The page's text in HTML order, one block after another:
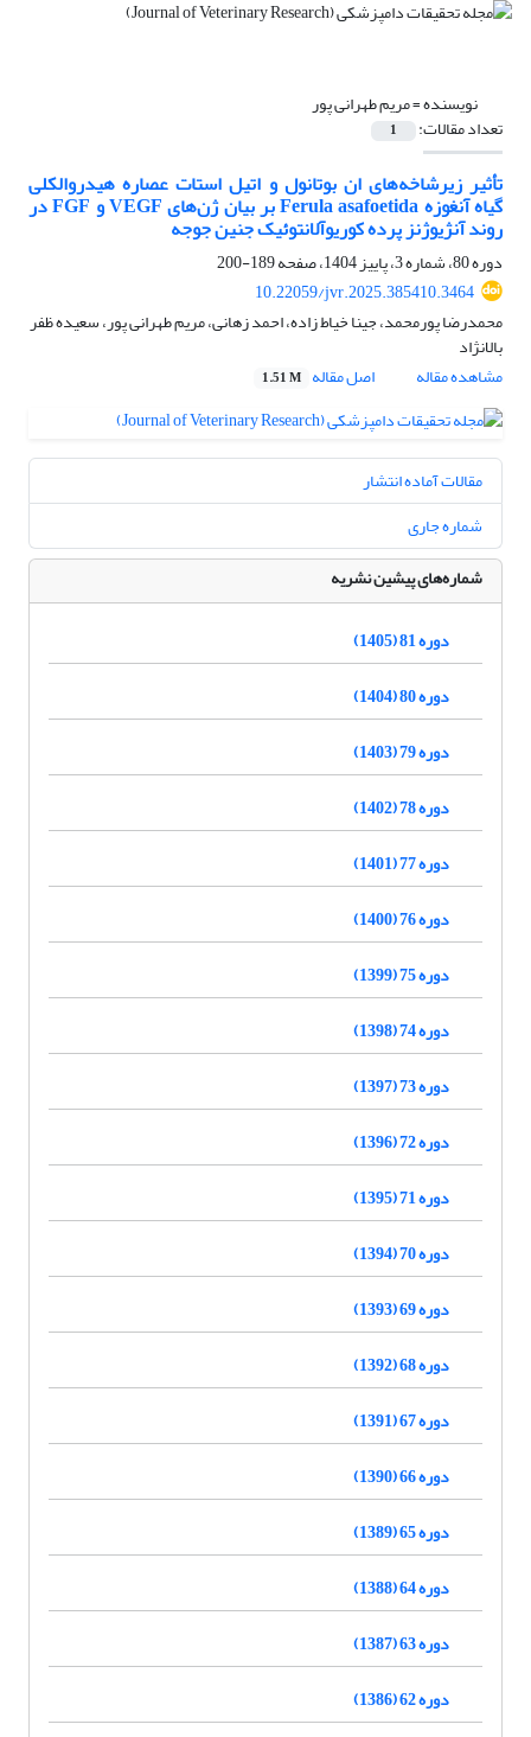
نویسنده =مریم طهرانی پور
تعداد مقالات: 1
تأثیر زیر‌شاخه‌های ان بوتانول و اتیل استات عصاره هیدروالکلی
گیاه آنغوزه Ferula asafoetida بر بیان ژن‌های VEGF و FGF در
روند آنژیوژنز پرده کوریوآلانتوئیک جنین جوجه
دوره 80، شماره 3، پاییز 1404، صفحه
189-200
10.22059/jvr.2025.385410.3464
محمدرضا پورمحمد، جینا خیاط زاده، احمد زهانی، مریم طهرانی پور، سعیده ظفر
بالانژاد
مشاهده مقاله
اصل مقاله 1.51 M
مقالات آماده انتشار
شماره جاری
شماره‌های پیشین نشریه
دوره 81 (1405)
دوره 80 (1404)
دوره 79 (1403)
دوره 78 (1402)
دوره 77 (1401)
دوره 76 (1400)
دوره 75 (1399)
دوره 74 (1398)
دوره 73 (1397)
دوره 72 (1396)
دوره 71 (1395)
دوره 70 (1394)
دوره 69 (1393)
دوره 68 (1392)
دوره 67 (1391)
دوره 66 (1390)
دوره 65 (1389)
دوره 64 (1388)
دوره 63 (1387)
دوره 62 (1386)